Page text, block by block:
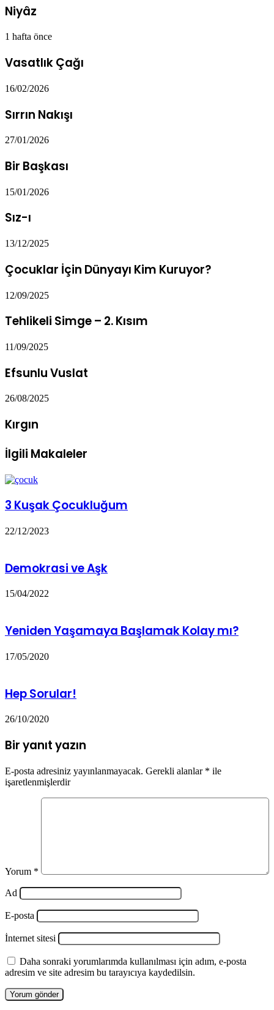
Niyâz
1 hafta önce
Vasatlık Çağı
16/02/2026
Sırrın Nakışı
27/01/2026
Bir Başkası
15/01/2026
Sız-ı
13/12/2025
Çocuklar İçin Dünyayı Kim Kuruyor?
12/09/2025
Tehlikeli Simge – 2. Kısım
11/09/2025
Efsunlu Vuslat
26/08/2025
Kırgın
İlgili Makaleler
3 Kuşak Çocukluğum
22/12/2023
Demokrasi ve Aşk
15/04/2022
Yeniden Yaşamaya Başlamak Kolay mı?
17/05/2020
Hep Sorular!
26/10/2020
Bir yanıt yazın
E-posta adresiniz yayınlanmayacak. Gerekli alanlar * ile
işaretlenmişlerdir
Yorum *
Ad
E-posta
İnternet sitesi
Daha sonraki yorumlarımda kullanılması için adım, e-posta
adresim ve site adresim bu tarayıcıya kaydedilsin.